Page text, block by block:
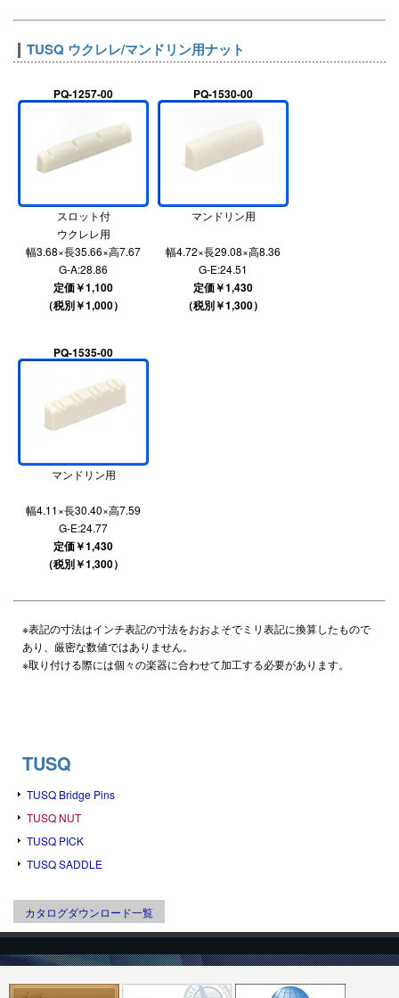
TUSQ ウクレレ/マンドリン用ナット
PQ-1257-00
スロット付
ウクレレ用
幅3.68×長35.66×高7.67
G-A:28.86
定価￥1,100
（税別￥1,000）
PQ-1530-00
マンドリン用
幅4.72×長29.08×高8.36
G-E:24.51
定価￥1,430
（税別￥1,300）
PQ-1535-00
マンドリン用
幅4.11×長30.40×高7.59
G-E:24.77
定価￥1,430
（税別￥1,300）
※表記の寸法はインチ表記の寸法をおおよそでミリ表記に換算したもので
あり、厳密な数値ではありません。
※取り付ける際には個々の楽器に合わせて加工する必要があります。
TUSQ
TUSQ Bridge Pins
TUSQ NUT
TUSQ PICK
TUSQ SADDLE
カタログダウンロード一覧